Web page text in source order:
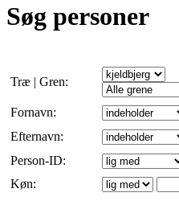
Søg personer
Træ | Gren:
Fornavn:
Efternavn:
Person-ID:
Køn: